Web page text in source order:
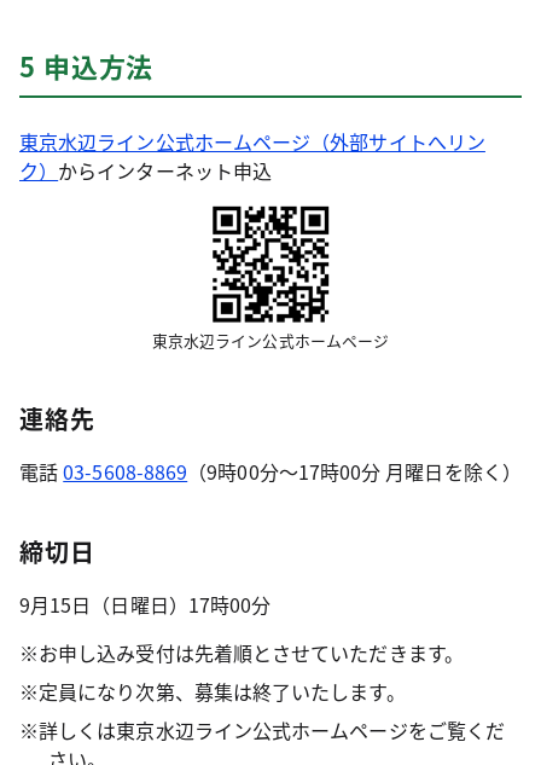
5 申込方法
東京水辺ライン公式ホームページ（外部サイトへリン
ク） からインターネット申込
東京水辺ライン公式ホームページ
連絡先
電話03-5608-8869 （9時00分～17時00分 月曜日を除く）
締切日
9月15日（日曜日）17時00分
※お申し込み受付は先着順とさせていただきます。
※定員になり次第、募集は終了いたします。
※詳しくは東京水辺ライン公式ホームページをご覧くだ
さい。